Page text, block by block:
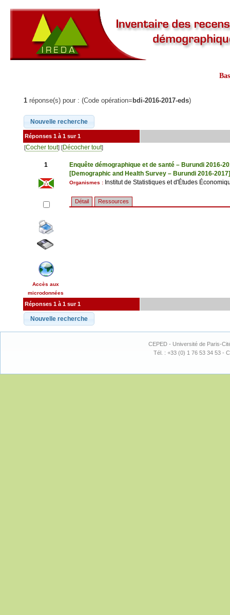
1 réponse(s) pour : (Code opération= bdi-2016-2017-eds)
Réponses 1 à 1 sur 1
[Cocher tout] [Décocher tout]
1
Accès aux
microdonnées
Enquête démographique et de santé – Burundi 2016-
[Demographic and Health Survey – Burundi 2016-2017]
Organismes : Institut de Statistiques et d'Études
Détail Ressources
Réponses 1 à 1 sur 1
CEPED - Université de Paris-
Tél. : +33 (0) 1 76 53 34 53 -